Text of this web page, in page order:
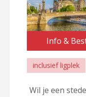
Info &
inclusief ligplek
Wil je een